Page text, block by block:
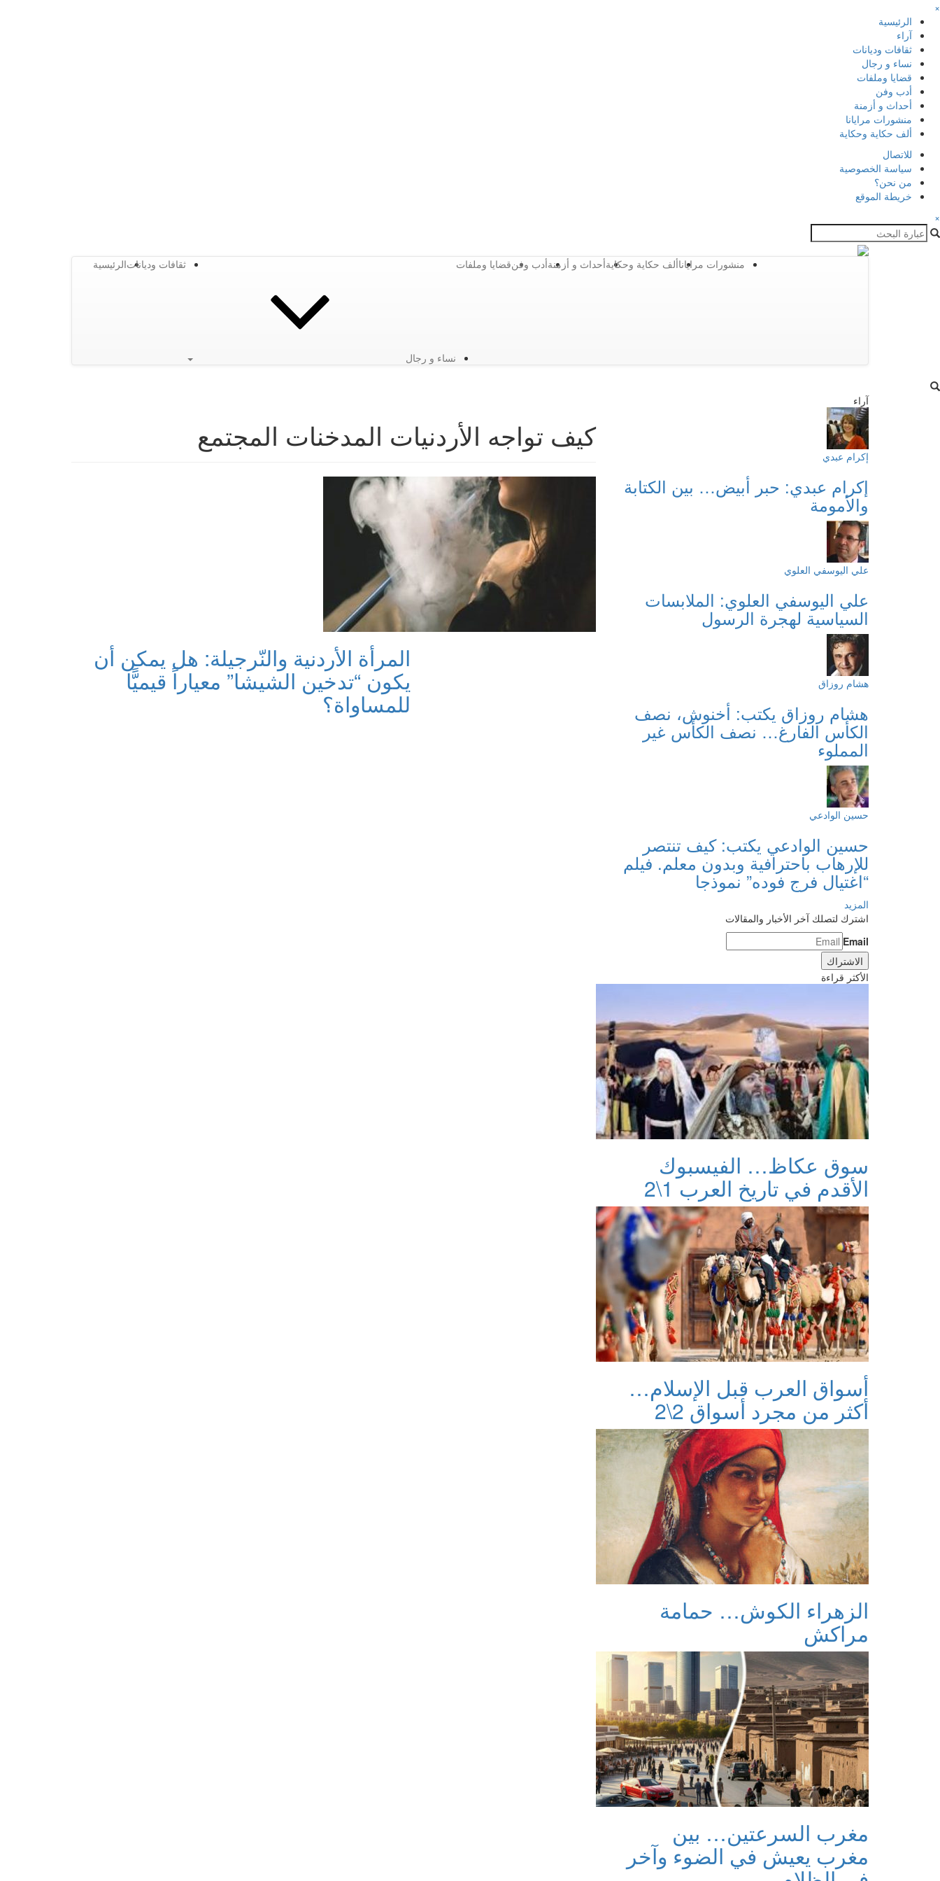
×
الرئيسية
آراء
ثقافات وديانات
نساء و رجال
قضايا وملفات
أدب وفن
أحداث و أزمنة
منشورات مرايانا
ألف حكاية وحكاية
للاتصال
سياسة الخصوصية
من نحن؟
خريطة الموقع
×
الرئيسيةثقافات وديانات
نساء و رجال
قضايا وملفاتأدب وفنأحداث و أزمنةألف حكاية وحكايةمنشورات مرايانا
كيف تواجه الأردنيات المدخنات المجتمع
المرأة الأردنية والنّرجيلة: هل يمكن أن
يكون “تدخين الشيشا” معياراً قيميًّا
للمساواة؟
آراء
إكرام عبدي
إكرام عبدي: حبر أبيض… بين الكتابة
والأمومة
علي اليوسفي العلوي
علي اليوسفي العلوي: الملابسات
السياسية لهجرة الرسول
هشام روزاق
هشام روزاق يكتب: أخنوش، نصف
الكأس الفارغ… نصف الكأس غير
المملوء
حسين الوادعي
حسين الوادعي يكتب: كيف تنتصر
للإرهاب باحترافية وبدون معلم. فيلم
“اغتيال فرج فوده” نموذجا
المزيد
اشترك لتصلك آخر الأخبار والمقالات
Email
الأكثر قراءة
سوق عكاظ… الفيسبوك
الأقدم في تاريخ العرب 1\2
أسواق العرب قبل الإسلام…
أكثر من مجرد أسواق 2\2
الزهراء الكوش… حمامة
مراكش
مغرب السرعتين… بين
مغرب يعيش في الضوء وآخر